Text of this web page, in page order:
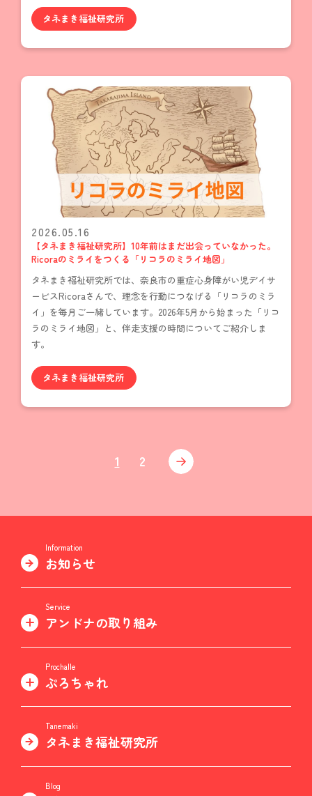
タネまき福祉研究所
2026.05.16
【タネまき福祉研究所】10年前はまだ出会っていなかった。
Ricoraのミライをつくる「リコラのミライ地図」
タネまき福祉研究所では、奈良市の重症心身障がい児デイサ
ービスRicoraさんで、理念を行動につなげる「リコラのミラ
イ」を毎月ご一緒しています。2026年5月から始まった「リコ
ラのミライ地図」と、伴走支援の時間についてご紹介しま
す。
タネまき福祉研究所
1 2
Information
お知らせ
Service
アンドナの取り組み
Prochalle
ぷろちゃれ
Tanemaki
タネまき福祉研究所
Blog